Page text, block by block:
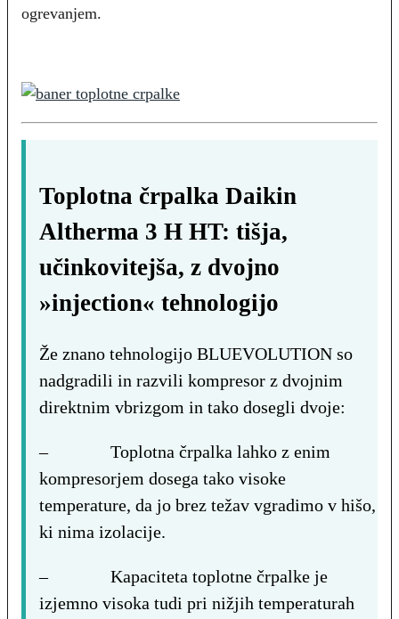
ogrevanjem.
Toplotna črpalka Daikin
Altherma 3 H HT: tišja,
učinkovitejša, z dvojno
»injection« tehnologijo
Že znano tehnologijo BLUEVOLUTION so
nadgradili in razvili kompresor z dvojnim
direktnim vbrizgom in tako dosegli dvoje:
– Toplotna črpalka lahko z enim
kompresorjem dosega tako visoke
temperature, da jo brez težav vgradimo v hišo,
ki nima izolacije.
– Kapaciteta toplotne črpalke je
izjemno visoka tudi pri nižjih temperaturah